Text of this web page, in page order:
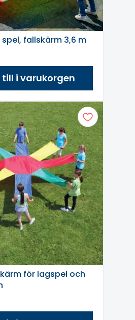
fallskärm 3,6 m
till i varukorgen
för lagspel och